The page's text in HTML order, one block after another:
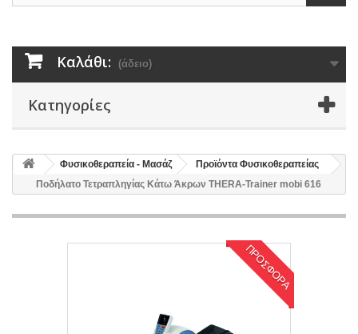
Καλάθι: (άδειο)
Κατηγορίες
Φυσικοθεραπεία - Μασάζ
Προϊόντα Φυσικοθεραπείας
Ποδήλατο Τετραπληγίας Κάτω Άκρων THERA-Trainer mobi 616
ΠΡΟΣΦΟΡΆ